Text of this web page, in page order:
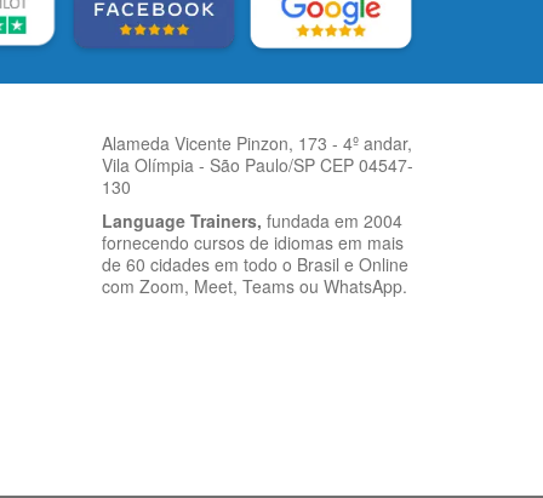
Alameda Vicente Pinzon, 173 - 4º andar,
Vila Olímpia - São Paulo/SP CEP 04547-
130
Language Trainers, fundada em 2004
fornecendo cursos de idiomas em mais
de 60 cidades em todo o Brasil e Online
com Zoom, Meet, Teams ou WhatsApp.